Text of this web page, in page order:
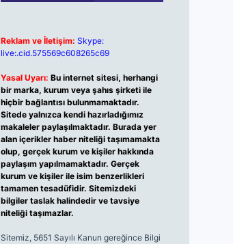
Reklam ve İletişim: Skype:
live:.cid.575569c608265c69
Yasal Uyarı: Bu internet sitesi, herhangi
bir marka, kurum veya şahıs şirketi ile
hiçbir bağlantısı bulunmamaktadır.
Sitede yalnızca kendi hazırladığımız
makaleler paylaşılmaktadır. Burada yer
alan içerikler haber niteliği taşımamakta
olup, gerçek kurum ve kişiler hakkında
paylaşım yapılmamaktadır. Gerçek
kurum ve kişiler ile isim benzerlikleri
tamamen tesadüfidir. Sitemizdeki
bilgiler taslak halindedir ve tavsiye
niteliği taşımazlar.
Sitemiz, 5651 Sayılı Kanun gereğince Bilgi